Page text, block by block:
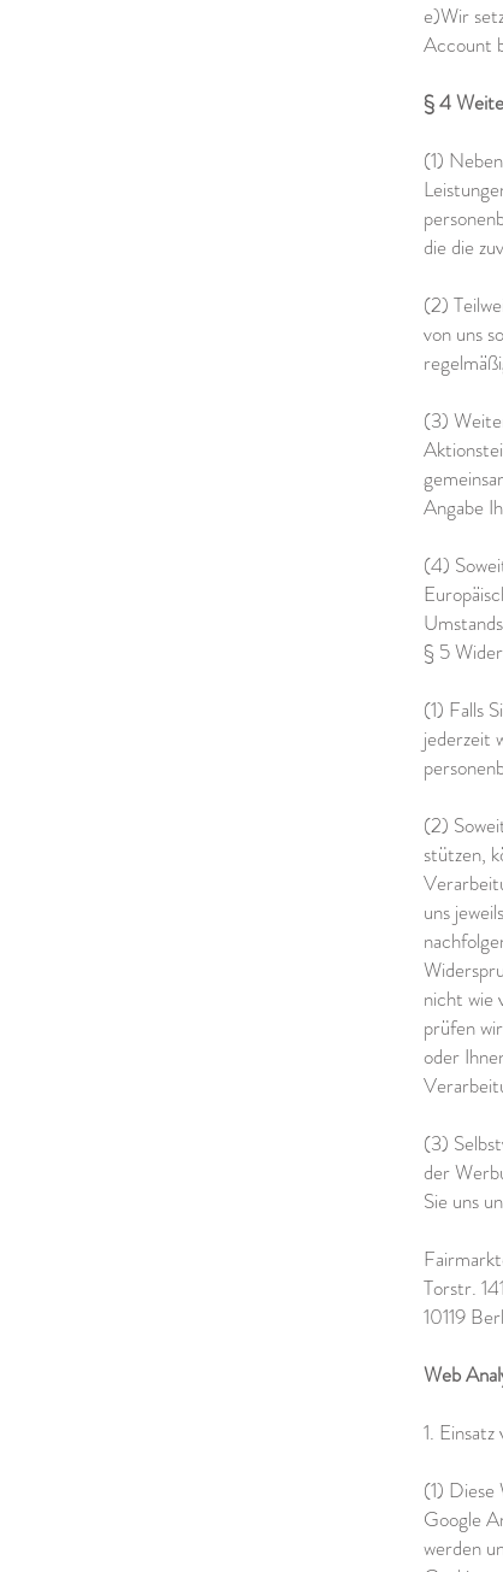
e)Wir
Account
§ 4
(1)
die die
(2)
von uns
(3)
Angabe
(4)
§ 5
(1) Falls
jederzeit
(2)
stützen,
uns
nicht wie
prüfen
oder
(3)
der
Sie uns
Torstr. 141
10119
Web
1.
(1) Diese
Google
werden